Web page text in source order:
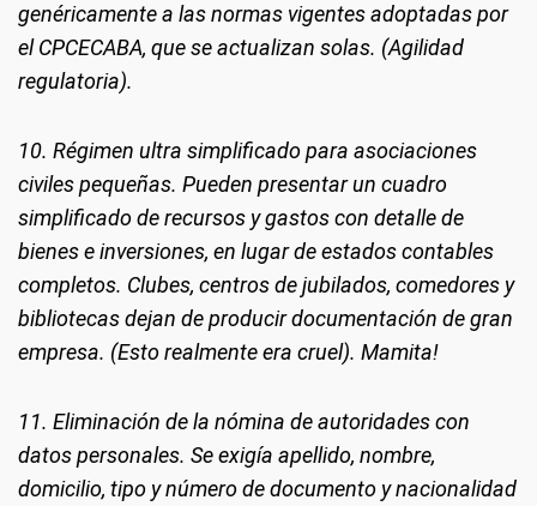
genéricamente a las normas vigentes adoptadas por
el CPCECABA, que se actualizan solas. (Agilidad
regulatoria).
10. Régimen ultra simplificado para asociaciones
civiles pequeñas. Pueden presentar un cuadro
simplificado de recursos y gastos con detalle de
bienes e inversiones, en lugar de estados contables
completos. Clubes, centros de jubilados, comedores y
bibliotecas dejan de producir documentación de gran
empresa. (Esto realmente era cruel). Mamita!
11. Eliminación de la nómina de autoridades con
datos personales. Se exigía apellido, nombre,
domicilio, tipo y número de documento y nacionalidad